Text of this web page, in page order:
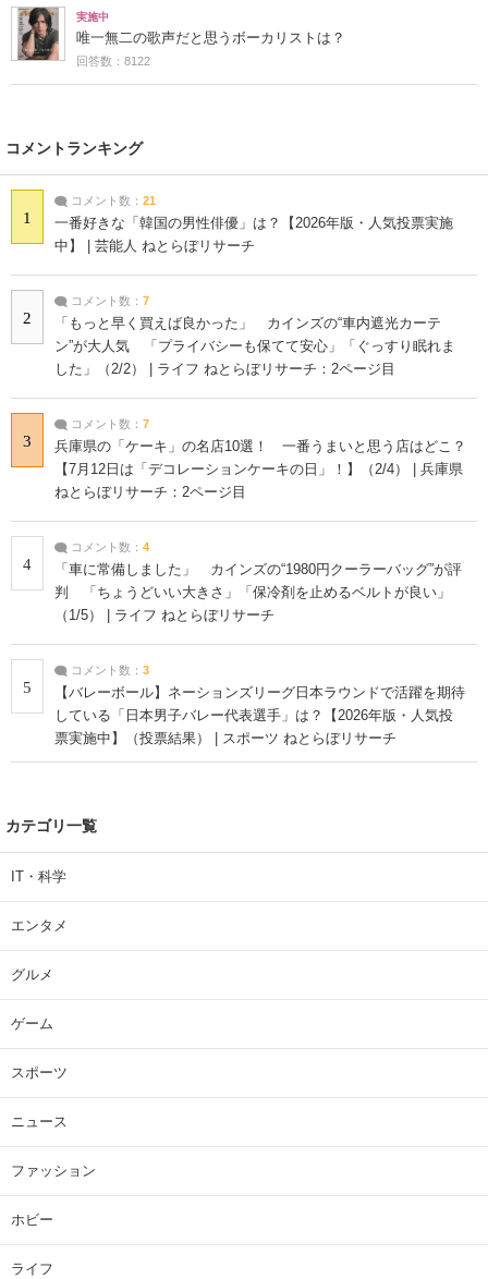
実施中
唯一無二の歌声だと思うボーカリストは？
回答数：8122
コメントランキング
1
コメント数： 21
一番好きな「韓国の男性俳優」は？【2026年版・人気投票実施
中】 | 芸能人 ねとらぼリサーチ
2
コメント数： 7
「もっと早く買えば良かった」 カインズの“車内遮光カーテ
ン”が大人気 「プライバシーも保てて安心」「ぐっすり眠れま
した」（2/2） | ライフ ねとらぼリサーチ：2ページ目
3
コメント数： 7
兵庫県の「ケーキ」の名店10選！ 一番うまいと思う店はどこ？
【7月12日は「デコレーションケーキの日」！】（2/4） | 兵庫県
ねとらぼリサーチ：2ページ目
4
コメント数： 4
「車に常備しました」 カインズの“1980円クーラーバッグ”が評
判 「ちょうどいい大きさ」「保冷剤を止めるベルトが良い」
（1/5） | ライフ ねとらぼリサーチ
5
コメント数： 3
【バレーボール】ネーションズリーグ日本ラウンドで活躍を期待
している「日本男子バレー代表選手」は？【2026年版・人気投
票実施中】（投票結果） | スポーツ ねとらぼリサーチ
カテゴリ一覧
IT・科学
エンタメ
グルメ
ゲーム
スポーツ
ニュース
ファッション
ホビー
ライフ